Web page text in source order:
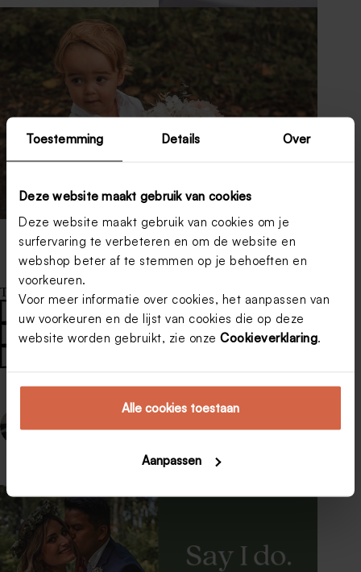
Toestemming Details Over
Deze website maakt gebruik van cookies
Deze website maakt gebruik van cookies om je
surfervaring te verbeteren en om de website en
webshop beter af te stemmen op je behoeften en
voorkeuren.
Voor meer informatie over cookies, het aanpassen van
uw voorkeuren en de lijst van cookies die op deze
website worden gebruikt, zie onze Cookieverklaring.
Alle cookies toestaan
Aanpassen
Tags
Huwelijk
huwelijksfeest ideeen
ideeën trouwfeest # trouwfeest #trouwfeest
VORIGE VOLGENDE